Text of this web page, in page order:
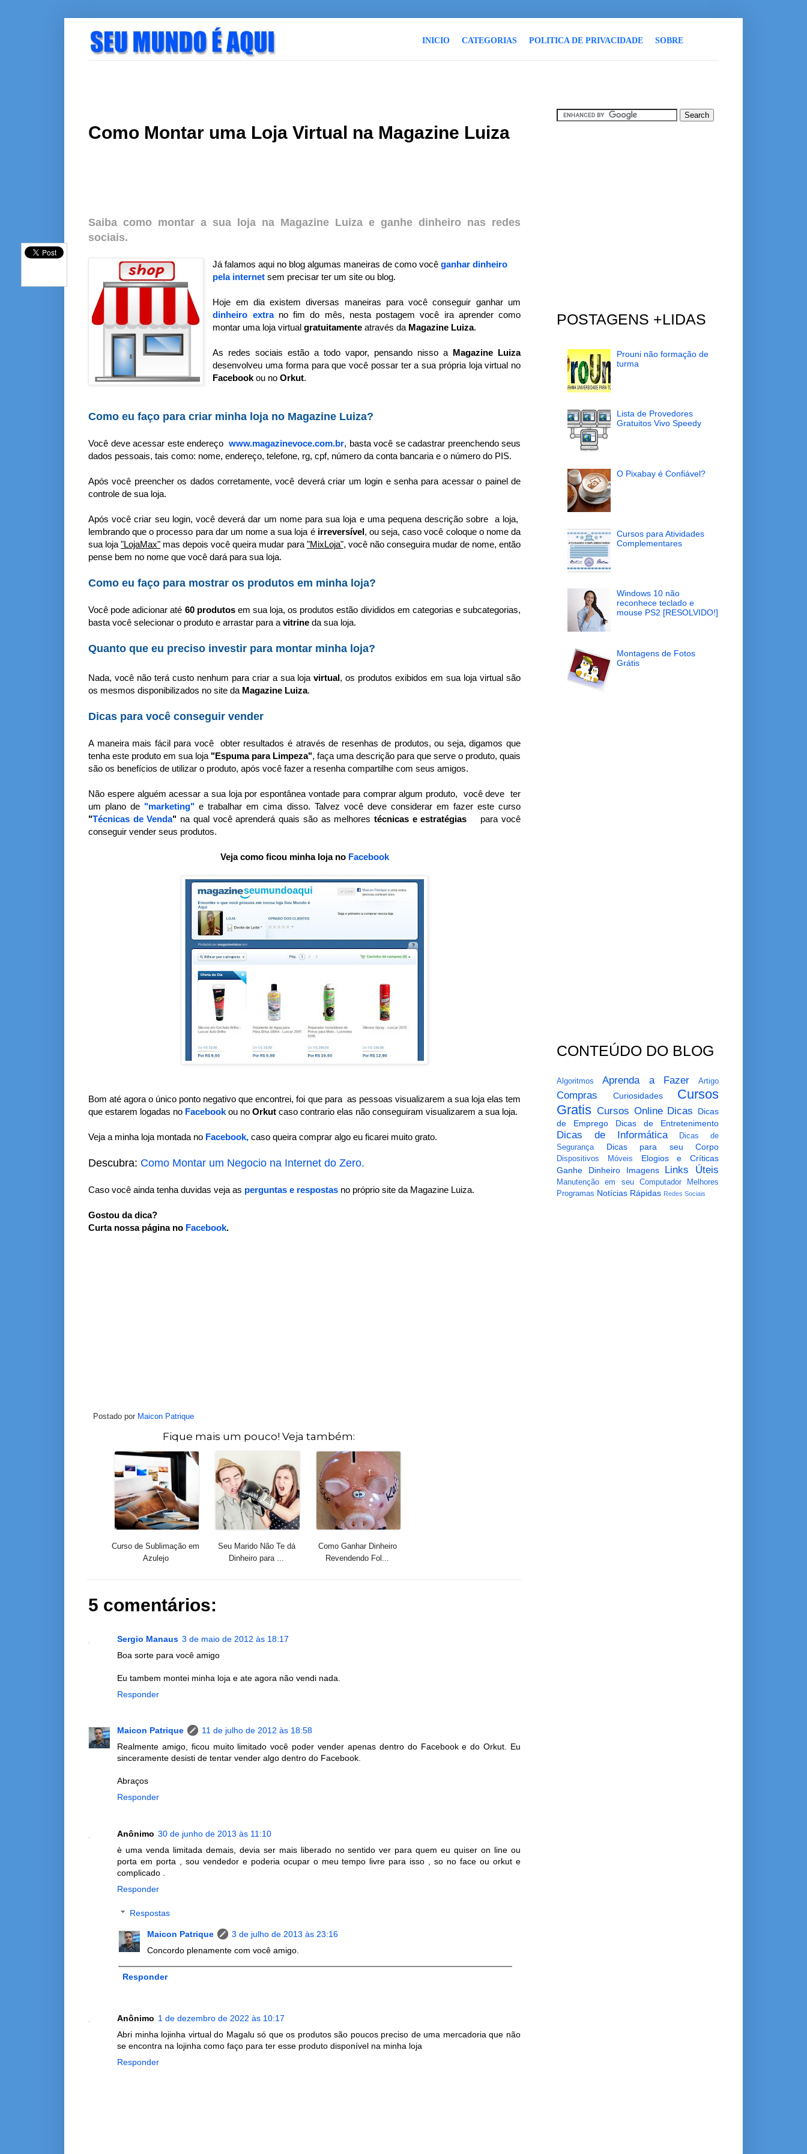
INICIO CATEGORIAS POLITICA DE PRIVACIDADE SOBRE
Como Montar uma Loja Virtual na Magazine Luiza
Saiba como montar a sua loja na Magazine Luiza e ganhe dinheiro nas redes
sociais.
Já falamos aqui no blog algumas maneiras de como vocêganhar dinheiro
pela internet sem precisar ter um site ou blog.
Hoje em dia existem diversas maneiras para você conseguir ganhar um
dinheiro extrano fim do mês, nesta postagem você ira aprender como
montar uma loja virtualgratuitamenteatravés da Magazine Luiza.
As redes sociais estão a todo vapor, pensando nisso a Magazine Luiza
desenvolveu uma forma para que você possar ter a sua própria loja virtual no
Facebook ou noOrkut.
Como eu faço para criar minha loja no Magazine Luiza?
Você deve acessar este endereço www.magazinevoce.com.br, basta você se cadastrar preenchendo seus
dados pessoais, tais como: nome, endereço, telefone, rg, cpf, número da conta bancaria e o número do PIS.
Após você preencher os dados corretamente, você deverá criar um login e senha para acessar o painel de
controle de sua loja.
Após você criar seu login, você deverá dar um nome para sua loja e uma pequena descrição sobre a loja,
lembrando que o processo para dar um nome a sua loja é irreversível, ou seja, caso você coloque o nome da
sua loja"LojaMax" mas depois você queira mudar para "MixLoja", você não conseguira mudar de nome, então
pense bem no nome que você dará para sua loja.
Como eu faço para mostrar os produtos em minha loja?
Você pode adicionar até 60 produtosem sua loja, os produtos estão divididos em categorias e subcategorias,
basta você selecionar o produto e arrastar para a vitrine da sua loja.
Quanto que eu preciso investir para montar minha loja?
Nada, você não terá custo nenhum para criar a sua lojavirtual, os produtos exibidos em sua loja virtual são
os mesmos disponibilizados no site da Magazine Luiza.
Dicas para você conseguir vender
A maneira mais fácil para você obter resultados é através de resenhas de produtos, ou seja, digamos que
tenha este produto em sua loja "Espuma para Limpeza", faça uma descrição para que serve o produto, quais
são os benefícios de utilizar o produto, após você fazer a resenha compartilhe com seus amigos.
Não espere alguém acessar a sua loja por espontânea vontade para comprar algum produto, você deve ter
um plano de "marketing" e trabalhar em cima disso. Talvez você deve considerar em fazer este curso
"Técnicas de Venda" na qual você aprenderá quais são as melhores técnicas e estratégias para você
conseguir vender seus produtos.
Veja como ficou minha loja no Facebook
Bom até agora o único ponto negativo que encontrei, foi que para as pessoas visualizarem a sua loja elas tem
que estarem logadas no Facebook ou no Orkut caso contrario elas não conseguiram visualizarem a sua loja.
Veja a minha loja montada no Facebook, caso queira comprar algo eu ficarei muito grato.
Descubra: Como Montar um Negocio na Internet do Zero.
Caso você ainda tenha duvidas veja as perguntas e respostas no próprio site da Magazine Luiza.
Gostou da dica?
Curta nossa página no Facebook.
Postado por Maicon Patrique
Fique mais um pouco! Veja também:
Curso de Sublimação em
Azulejo
Seu Marido Não Te dá
Dinheiro para ...
Como Ganhar Dinheiro
Revendendo Fol...
5 comentários:
Sergio Manaus 3 de maio de 2012 às 18:17
Boa sorte para você amigo
Eu tambem montei minha loja e ate agora não vendi nada.
Responder
Maicon Patrique
11 de julho de 2012 às 18:58
Realmente amigo, ficou muito limitado você poder vender apenas dentro do Facebook e do Orkut. Eu
sinceramente desisti de tentar vender algo dentro do Facebook.
Abraços
Responder
Anônimo 30 de junho de 2013 às 11:10
è uma venda limitada demais, devia ser mais liberado no sentido ver para quem eu quiser on line ou
porta em porta , sou vendedor e poderia ocupar o meu tempo livre para isso , so no face ou orkut e
complicado .
Responder
Respostas
Maicon Patrique
3 de julho de 2013 às 23:16
Concordo plenamente com você amigo.
Responder
Anônimo 1 de dezembro de 2022 às 10:17
Abri minha lojinha virtual do Magalu só que os produtos são poucos preciso de uma mercadoria que não
se encontra na lojinha como faço para ter esse produto disponível na minha loja
Responder
POSTAGENS +LIDAS
Prouni não formação de
turma
Lista de Provedores
Gratuitos Vivo Speedy
O Pixabay é Confiável?
Cursos para Atividades
Complementares
Windows 10 não
reconhece teclado e
mouse PS2 [RESOLVIDO!]
Montagens de Fotos
Grátis
CONTEÚDO DO BLOG
Algoritmos Aprenda a Fazer Artigo
Compras Curiosidades
Cursos
Gratis Cursos Online Dicas
Dicas
de Emprego
Dicas de Entretenimento
Dicas de Informática
Dicas de
Segurança
Dicas para seu Corpo
Dispositivos Móveis
Elogios e Críticas
Ganhe Dinheiro
Imagens Links Úteis
Manutenção em seu Computador
Melhores
Programas Notícias Rápidas Redes Sociais